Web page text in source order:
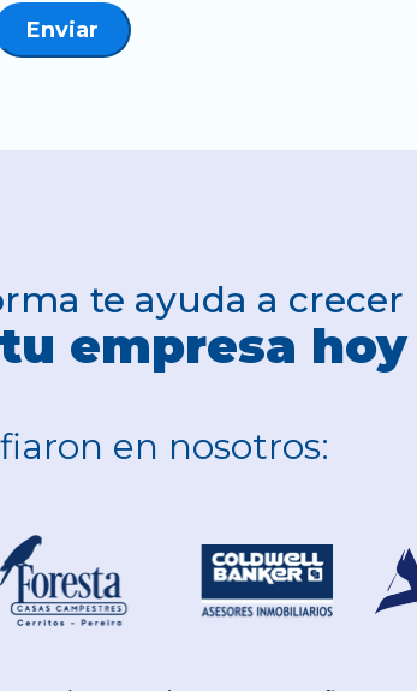
Enviar
te ayuda a crecer
tu empresa
en nosotros: